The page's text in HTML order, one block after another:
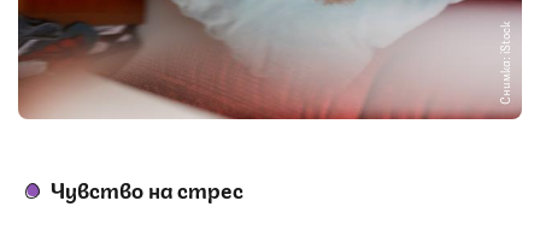
Снимка: iStock
Чувство на стрес